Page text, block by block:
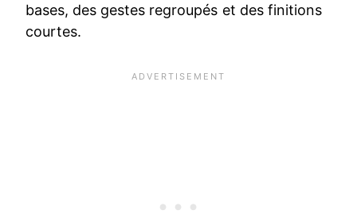
bases, des gestes regroupés et des finitions
courtes.